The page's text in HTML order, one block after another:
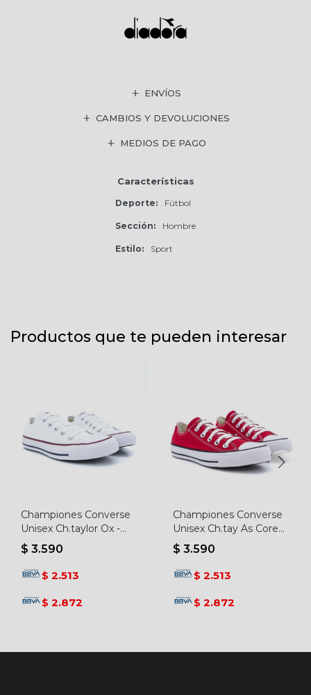
ENVÍOS
CAMBIOS Y DEVOLUCIONES
MEDIOS DE PAGO
Características
Deporte Fútbol
Sección Hombre
Estilo Sport
Productos que te pueden interesar
Championes Converse
Unisex Ch.taylor Ox -
Blanco
$ 3.590
$ 2.513
$ 2.872
Championes Converse
Unisex Ch.tay As Core
Ox - Rojo-negro
$ 3.590
$ 2.513
$ 2.872